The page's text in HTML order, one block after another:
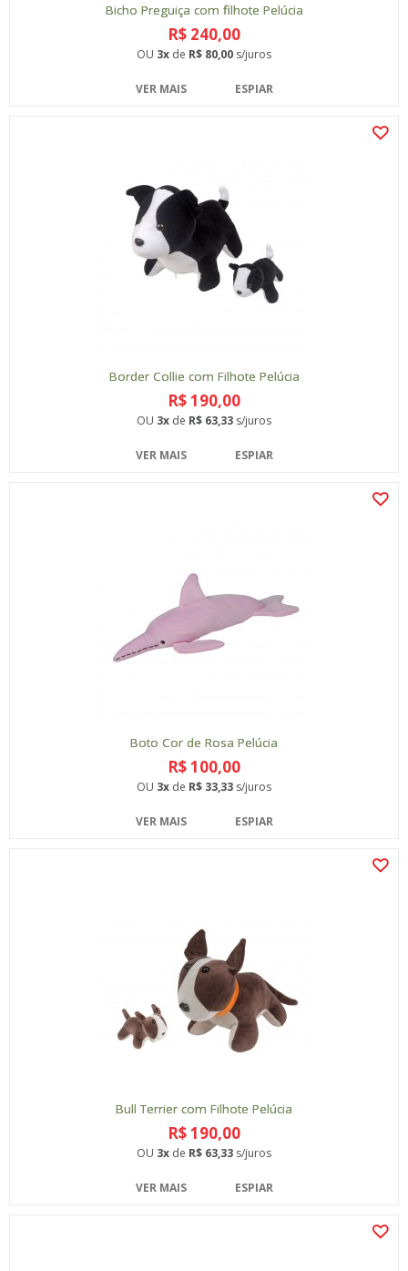
Bicho Preguiça com filhote Pelúcia
R$ 240,00
OU 3x de R$ 80,00 s/juros
VER MAIS ESPIAR
Border Collie com Filhote Pelúcia
R$ 190,00
OU 3x de R$ 63,33 s/juros
VER MAIS ESPIAR
Boto Cor de Rosa Pelúcia
R$ 100,00
OU 3x de R$ 33,33 s/juros
VER MAIS ESPIAR
Bull Terrier com Filhote Pelúcia
R$ 190,00
OU 3x de R$ 63,33 s/juros
VER MAIS ESPIAR